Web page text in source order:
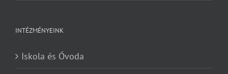
INTÉZMÉNYEINK
Iskola és Óvoda